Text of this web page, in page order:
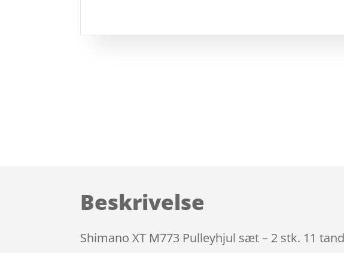
Beskrivelse
Shimano XT M773 Pulleyhjul sæt – 2 stk. 11